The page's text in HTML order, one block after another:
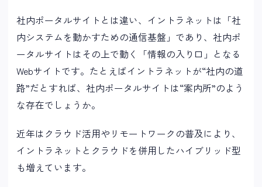
社内ポータルサイトとは違い、イントラネットは「社
内システムを動かすための通信基盤」であり、社内ポ
ータルサイトはその上で動く「情報の入り口」となる
Webサイトです。たとえばイントラネットが“社内の道
路”だとすれば、社内ポータルサイトは“案内所”のよう
な存在でしょうか。
近年はクラウド活用やリモートワークの普及により、
イントラネットとクラウドを併用したハイブリッド型
も増えています。